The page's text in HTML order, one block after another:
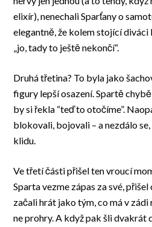
elixír), nenechali Sparťany o
elegantně, že kolem stojící diváci
„jo, tady to ještě nekončí“.
Druhá třetina? To byla jako
figury lepší osazení. Spartě
by si řekla “teď to otočíme”.
blokovali, bojovali – a nezdálo
klidu.
Ve třetí části přišel ten vroucí
Sparta vezme zápas za své,
začali hrát jako tým, co má v
ne prohry. A když pak šli dvakrát